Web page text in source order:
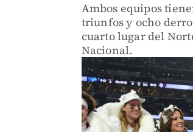
Ambos equipos
triunfos y ocho
cuarto lugar del
Nacional.